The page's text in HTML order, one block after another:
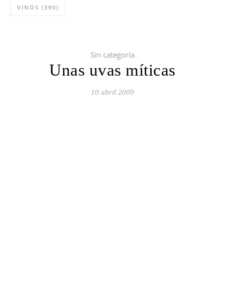
VINOS (390)
Sin categoría
Unas uvas míticas
10 abril 2009